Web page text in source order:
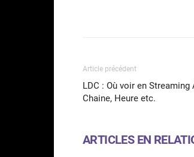
Article précédent
LDC : Où voir en Streaming
Chaine, Heure etc.
ARTICLES EN